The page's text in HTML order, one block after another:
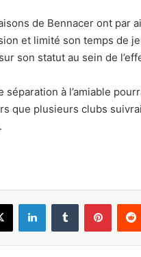
de Bennacer ont par
et limité son temps de
son statut au sein de
séparation à l’amiable
que plusieurs clubs
X LinkedinTumblr